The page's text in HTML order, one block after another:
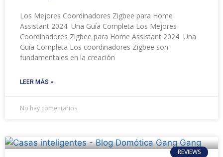
Los Mejores Coordinadores Zigbee para Home
Assistant 2024 Una Guía Completa Los Mejores
Coordinadores Zigbee para Home Assistant 2024 Una
Guía Completa Los coordinadores Zigbee son
fundamentales en la creación
LEER MÁS »
No hay comentarios
REVIEWS